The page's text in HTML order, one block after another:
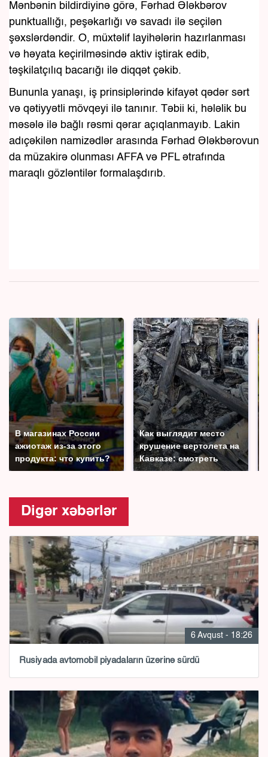
Mənbənin bildirdiyinə görə, Fərhad Ələkbərov
punktuallığı, peşəkarlığı və savadı ilə seçilən
şəxslərdəndir. O, müxtəlif layihələrin hazırlanması
və həyata keçirilməsində aktiv iştirak edib,
təşkilatçılıq bacarığı ilə diqqət çəkib.
Bununla yanaşı, iş prinsiplərində kifayət qədər sərt
və qətiyyətli mövqeyi ilə tanınır. Təbii ki, hələlik bu
məsələ ilə bağlı rəsmi qərar açıqlanmayıb. Lakin
adıçəkilən namizədlər arasında Fərhad Ələkbərovun
da müzakirə olunması AFFA və PFL ətrafında
maraqlı gözləntilər formalaşdırıb.
В магазинах России
ажиотаж из-за этого
продукта: что купить?
Как выглядит место
крушение вертолета на
Кавказе: смотреть
Digər xəbərlər
6 Avqust - 18:26
Rusiyada avtomobil piyadaların üzərinə sürdü